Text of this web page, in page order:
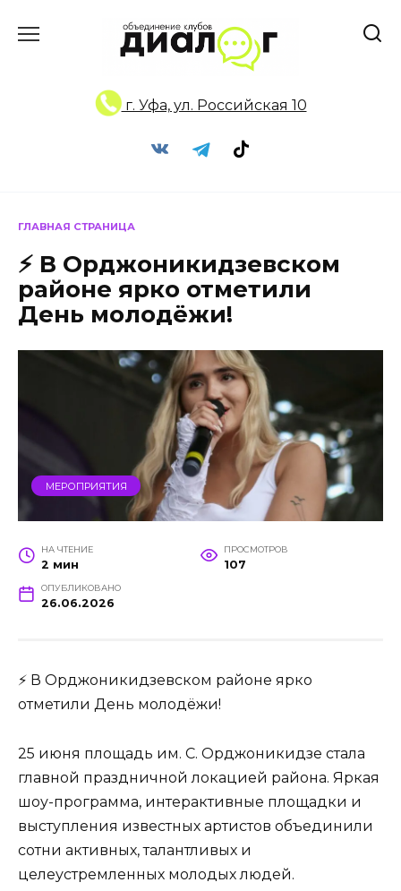
г. Уфа, ул. Российская 10
ГЛАВНАЯ СТРАНИЦА
⚡ В Орджоникидзевском
районе ярко отметили
День молодёжи!
МЕРОПРИЯТИЯ
НА ЧТЕНИЕ
2 мин
ПРОСМОТРОВ
107
ОПУБЛИКОВАНО
26.06.2026
⚡ В Орджоникидзевском районе ярко
отметили День молодёжи!
25 июня площадь им. С. Орджоникидзе стала
главной праздничной локацией района. Яркая
шоу-программа, интерактивные площадки и
выступления известных артистов объединили
сотни активных, талантливых и
целеустремленных молодых людей.